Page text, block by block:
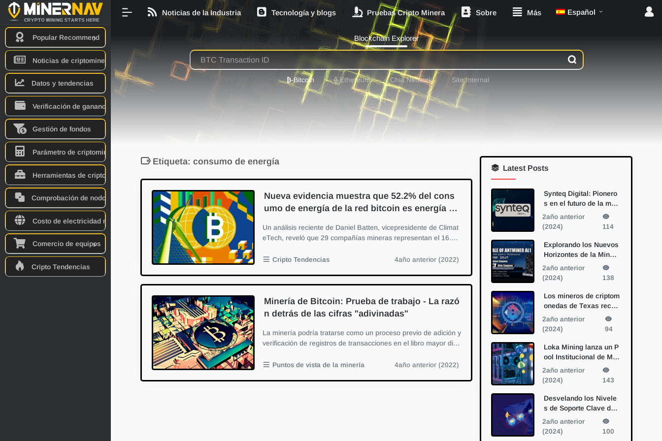
Popular Recommend
Noticias de criptominería
Datos y tendencias
Verificación de ganancias
Gestión de fondos
Parámetro de criptominero
Herramientas de criptominería
Comprobación de nodo
Costo de electricidad mundial
Comercio de equipos
Cripto Tendencias
Noticias de la Industria Tecnología y blogs Pruebas Cripto Minera Sobre Más Español
Blockchain Explorer
₿-Bitcoin ⟠-Ethereum Chia Network Site Internal
Etiqueta: consumo de energía
Nueva evidencia muestra que 52.2% del cons
umo de energía de la red bitcoin es energía li
Un análisis reciente de Daniel Batten, vicepresidente de Climat
eTech, reveló que 29 compañías mineras representan el 16.4
Cripto Tendencias 4año anterior (2022)
Minería de Bitcoin: Prueba de trabajo - La razó
n detrás de las cifras "adivinadas"
La minería podría tratarse como un proceso previo de adición y
verificación de registros de transacciones en el libro mayor distr
Puntos de vista de la minería 4año anterior (2022)
Latest Posts
Synteq Digital: Pionero
s en el futuro de la min
ería de Bitcoin con la a
sociación con Bitmain
2año anterior
(2024)
114
Explorando los Nuevos
Horizontes de la Minerí
a de Alephium con el A
ntminer AL1 de Bitmain
2año anterior
(2024)
138
Los mineros de criptom
onedas de Texas recur
ren a la IA: una nueva f
rontera en la diversific
ación
2año anterior
(2024)
94
Loka Mining lanza un P
ool Institucional de Min
ería de Bitcoin
2año anterior
(2024)
143
Desvelando los Nivele
s de Soporte Clave de
Bitcoin: Perspectivas e
stratégicas de un miner
o veterano
2año anterior
(2024)
100